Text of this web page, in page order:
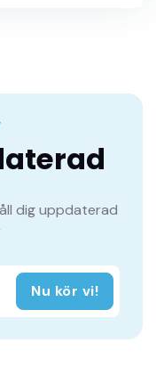
dig uppdaterad
Nu kör vi!